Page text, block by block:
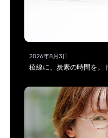
2026年8月3日
稜線に、炭素の時間を。